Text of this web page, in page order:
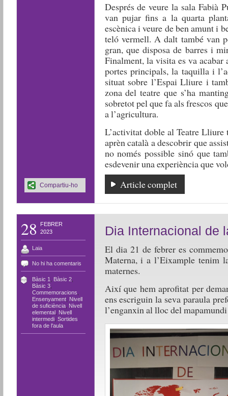
Després de veure la sala Fabià
van pujar fins a la quarta
escènica i veure de ben amunt i
teló vermell. A dalt també van
gran, que disposa de barres i
Finalment, la visita es va
portes principals, la taquilla i
situat sobre l’Espai Lliure i
zona del teatre que s’ha
sobretot pel que fa als frescos
a l’agricultura.
L’activitat doble al Teatre
aprèn català a descobrir que
no només possible sinó que
esdevenir una experiència que
Article complet
Compartiu-ho
28
FEBRER
2023
Laia
No hi ha comentaris
Bàsic 1 Bàsic 2,
Bàsic 3,
Commemoracions
Ensenyament, Nivell
de suficiència, Nivell
elemental, Nivell
intermedi, Sortides
fora de l'aula
Dia Internacional de
El dia 21 de febrer es
Materna, i a l’Eixample tenim
maternes.
Així que hem aprofitat per
ens escriguin la seva paraula
l’enganxin al lloc del mapamundi